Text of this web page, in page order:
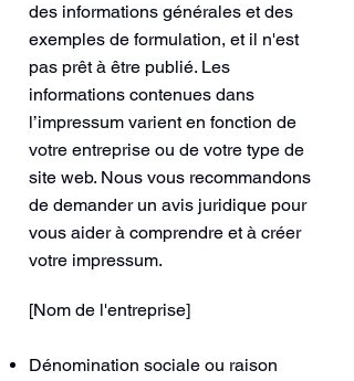
des informations générales et des
exemples de formulation, et il n'est
pas prêt à être publié. Les
informations contenues dans
l’impressum varient en fonction de
votre entreprise ou de votre type de
site web. Nous vous recommandons
de demander un avis juridique pour
vous aider à comprendre et à créer
votre impressum.
[Nom de l'entreprise]
Dénomination sociale ou raison